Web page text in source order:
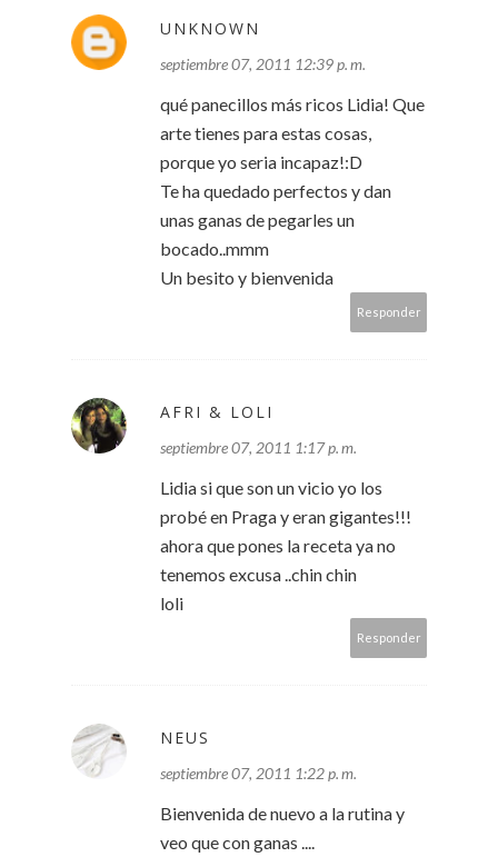
UNKNOWN
septiembre 07, 2011 12:39 p. m.
qué panecillos más ricos Lidia! Que
arte tienes para estas cosas,
porque yo seria incapaz!:D
Te ha quedado perfectos y dan
unas ganas de pegarles un
bocado..mmm
Un besito y bienvenida
Responder
AFRI & LOLI
septiembre 07, 2011 1:17 p. m.
Lidia si que son un vicio yo los
probé en Praga y eran gigantes!!!
ahora que pones la receta ya no
tenemos excusa ..chin chin
loli
Responder
NEUS
septiembre 07, 2011 1:22 p. m.
Bienvenida de nuevo a la rutina y
veo que con ganas ....